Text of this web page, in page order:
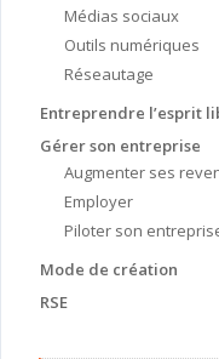
Médias sociaux
Outils numériques
Réseautage
Entreprendre l’esprit
Gérer son entreprise
Augmenter ses
Employer
Piloter son
Mode de création
RSE